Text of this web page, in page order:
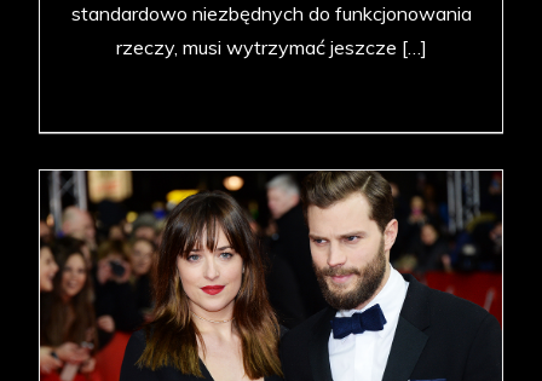
standardowo niezbędnych do funkcjonowania
rzeczy, musi wytrzymać jeszcze […]